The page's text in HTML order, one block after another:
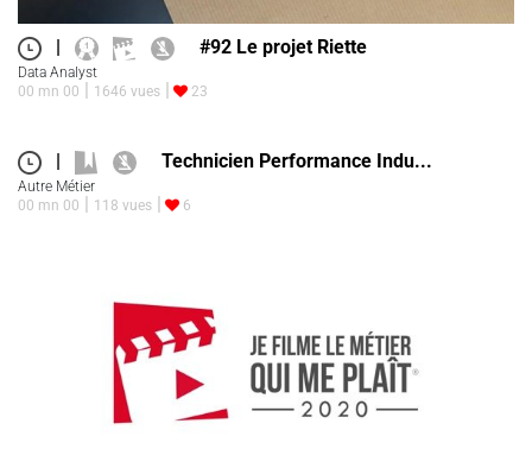
| #92 Le projet Riette
Data Analyst
00 mn 00
1646 vues 23
| Technicien Performance Indu...
Autre Métier
00 mn 00
118 vues 6